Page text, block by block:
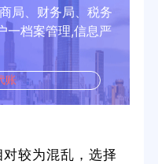
局、财务局、税务
一档案管理,信息严
账
较为混乱，选择